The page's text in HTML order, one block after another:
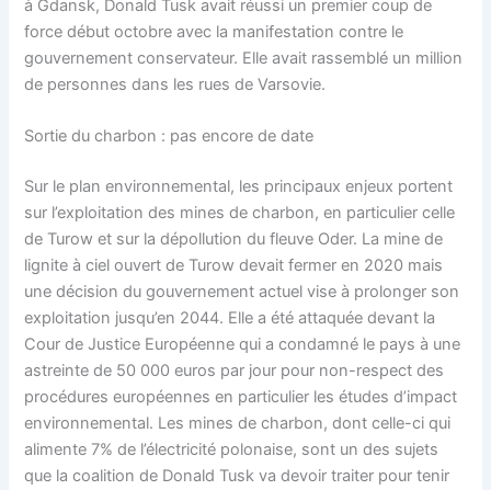
à Gdansk, Donald Tusk avait réussi un premier coup de
force début octobre avec la manifestation contre le
gouvernement conservateur. Elle avait rassemblé un million
de personnes dans les rues de Varsovie.
Sortie du charbon : pas encore de date
Sur le plan environnemental, les principaux enjeux portent
sur l’exploitation des mines de charbon, en particulier celle
de Turow et sur la dépollution du fleuve Oder. La mine de
lignite à ciel ouvert de Turow devait fermer en 2020 mais
une décision du gouvernement actuel vise à prolonger son
exploitation jusqu’en 2044. Elle a été attaquée devant la
Cour de Justice Européenne qui a condamné le pays à une
astreinte de 50 000 euros par jour pour non-respect des
procédures européennes en particulier les études d’impact
environnemental. Les mines de charbon, dont celle-ci qui
alimente 7% de l’électricité polonaise, sont un des sujets
que la coalition de Donald Tusk va devoir traiter pour tenir